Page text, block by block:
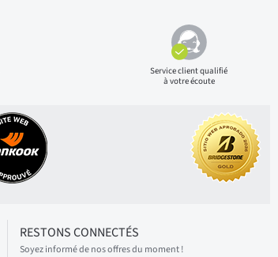
Service client qualifié
à votre écoute
RESTONS CONNECTÉS
Soyez informé de nos offres du moment !